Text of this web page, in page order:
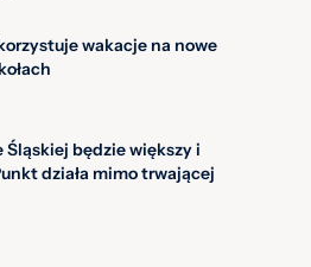
wakacje na nowe
Śląskiej będzie większy i
działa mimo trwającej